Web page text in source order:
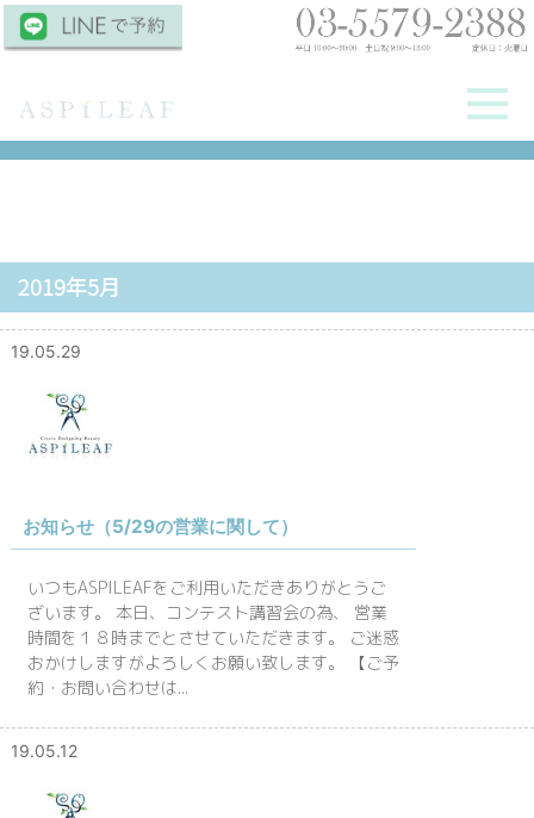
2019年5月
19.05.29
お知らせ（5/29の営業に関して）
いつもASPILEAFをご利用いただきありがとうご
ざいます。 本日、コンテスト講習会の為、 営業
時間を１８時までとさせていただきます。 ご迷惑
おかけしますがよろしくお願い致します。 【ご予
約・お問い合わせは...
19.05.12